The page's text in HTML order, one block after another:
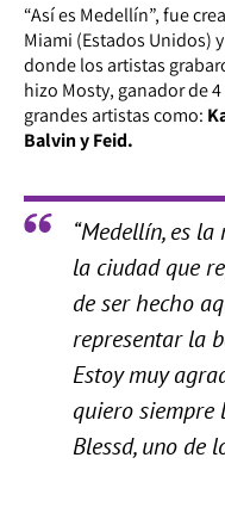
“Así es Medellín”, fue
Miami (Estados Unidos)
donde los artistas
hizo Mosty, ganador de
grandes artistas como:
Balvin y Feid.
“Medellín, es
la ciudad que
de ser hecho
representar la
Estoy muy
quiero siempre
Blessd, uno de